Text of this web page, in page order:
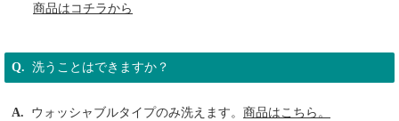
商品はコチラから
洗うことはできますか？
ウォッシャブルタイプのみ洗えます。 商品はこちら。